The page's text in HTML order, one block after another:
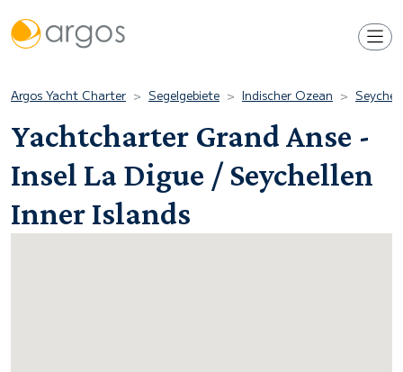
Argos Yacht Charter Segelgebiete Indischer Ozean
Yachtcharter Grand Anse -
Insel La Digue / Seychellen
Inner Islands